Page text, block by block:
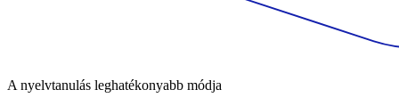
A nyelvtanulás leghatékonyabb módja